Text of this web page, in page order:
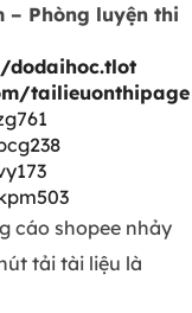
– Phòng luyện thi
dodaihoc.tlot
tailieuonthipage
cáo shopee nhảy
tải tài liệu là